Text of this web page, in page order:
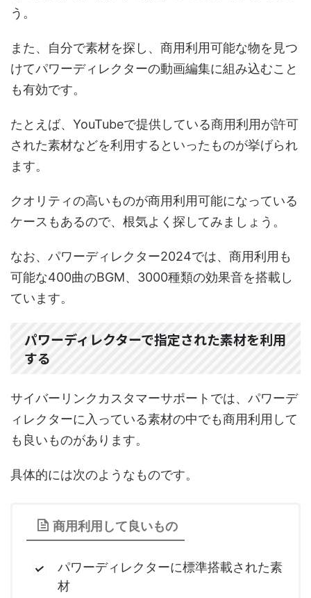
う。
また、自分で素材を探し、商用利用可能な物を見つ
けてパワーディレクターの動画編集に組み込むこと
も有効です。
たとえば、YouTubeで提供している商用利用が許可
された素材などを利用するといったものが挙げられ
ます。
クオリティの高いものが商用利用可能になっている
ケースもあるので、根気よく探してみましょう。
なお、パワーディレクター2024では、商用利用も
可能な400曲のBGM、3000種類の効果音を搭載し
ています。
パワーディレクターで指定された素材を利用
する
サイバーリンクカスタマーサポートでは、パワーデ
ィレクターに入っている素材の中でも商用利用して
も良いものがあります。
具体的には次のようなものです。
商用利用して良いもの
パワーディレクターに標準搭載された素
材